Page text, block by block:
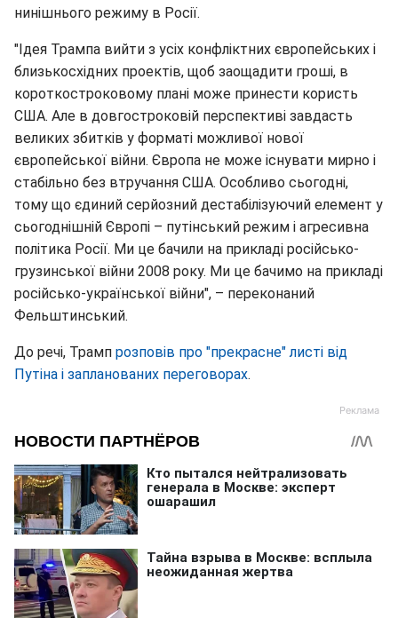
нинішнього режиму в Росії.
"Ідея Трампа вийти з усіх конфліктних європейських і
близькосхідних проектів, щоб заощадити гроші, в
короткостроковому плані може принести користь
США. Але в довгостроковій перспективі завдасть
великих збитків у форматі можливої нової
європейської війни. Європа не може існувати мирно і
стабільно без втручання США. Особливо сьогодні,
тому що єдиний серйозний дестабілізуючий елемент у
сьогоднішній Європі – путінський режим і агресивна
політика Росії. Ми це бачили на прикладі російсько-
грузинської війни 2008 року. Ми це бачимо на прикладі
російсько-української війни", – переконаний
Фельштинський.
До речі, Трамп розповів про "прекрасне" листі від
Путіна і запланованих переговорах.